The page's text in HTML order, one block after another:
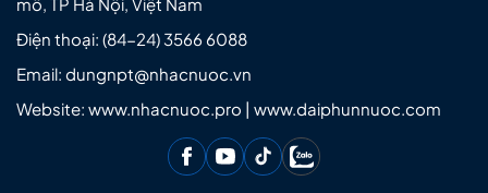
Điện thoại: (84-24) 3566 6088
Email: dungnpt@nhacnuoc.vn
Website: www.nhacnuoc.pro | www.daiphunnuoc.com